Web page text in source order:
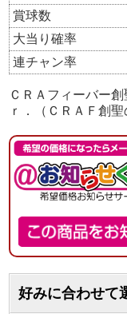
賞球数
大当り確率
連チャン率
ＣＲＡフィーバー
ｒ．（ＣＲＡＦ創
好みに合わせて